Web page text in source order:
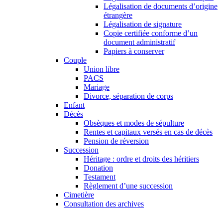
Légalisation de documents d’origine
étrangère
Légalisation de signature
Copie certifiée conforme d’un
document administratif
Papiers à conserver
Couple
Union libre
PACS
Mariage
Divorce, séparation de corps
Enfant
Décès
Obsèques et modes de sépulture
Rentes et capitaux versés en cas de décès
Pension de réversion
Succession
Héritage : ordre et droits des héritiers
Donation
Testament
Règlement d’une succession
Cimetière
Consultation des archives